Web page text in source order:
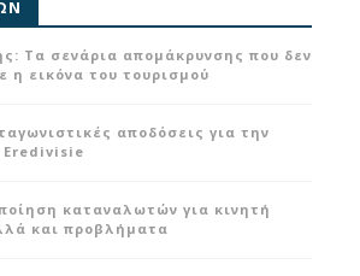
Τα σενάρια απομάκρυνσης που δεν
η εικόνα του τουρισμού
αποδόσεις για την
Eredivisie
καταναλωτών για κινητή
και προβλήματα